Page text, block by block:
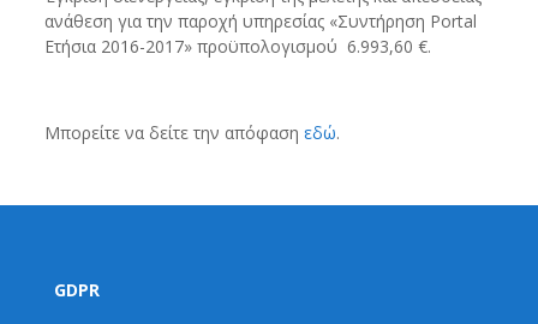
ανάθεση για την παροχή υπηρεσίας «Συντήρηση Portal
Ετήσια 2016-2017» προϋπολογισμού 6.993,60 €.
Μπορείτε να δείτε την απόφαση εδώ.
GDPR